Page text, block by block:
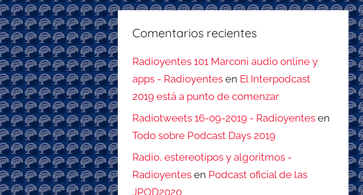
Comentarios recientes
Radioyentes 101 Marconi audio online y
apps - Radioyentes en El Interpodcast
2019 está a punto de comenzar
Radiotweets 16-09-2019 - Radioyentes en
Todo sobre Podcast Days 2019
Radio, estereotipos y algoritmos -
Radioyentes en Podcast oficial de las
JPOD2020